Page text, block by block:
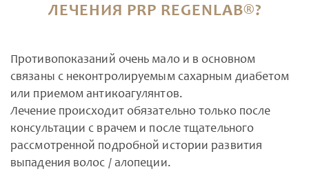
ЛЕЧЕНИЯ PRP REGENLAB®?
Противопоказаний очень мало и в основном
связаны с неконтролируемым сахарным диабетом
или приемом антикоагулянтов.
Лечение происходит обязательно только после
консультации с врачем и после тщательного
рассмотренной подробной истории развития
выпадения волос / алопеции.